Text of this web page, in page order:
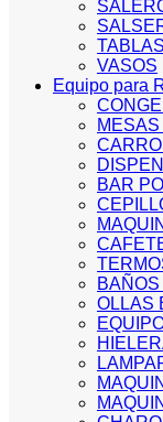
VASOS
Equipo para
BAR
OLLAS